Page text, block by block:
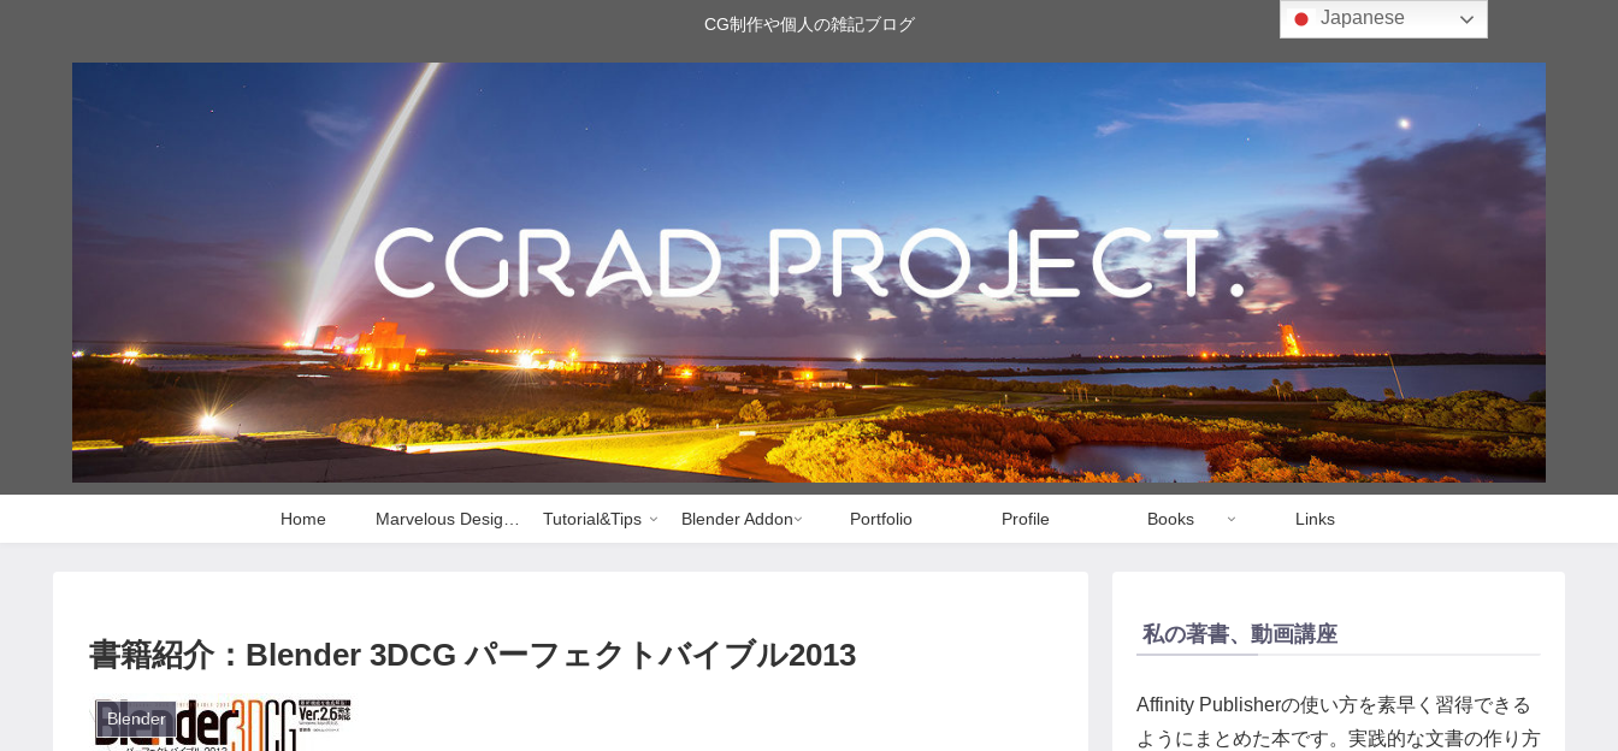
CG制作や個人の雑記ブログ
Home Tutorial&Tips Blender Addon Portfolio Profile Books Links
書籍紹介：Blender 3DCG パーフェクトバイブル2013
Blender
私の著書、動画講座
Affinity Publisherの使い方を素早く習得できる
ようにまとめた本です。実践的な文書の作り方
Japanese